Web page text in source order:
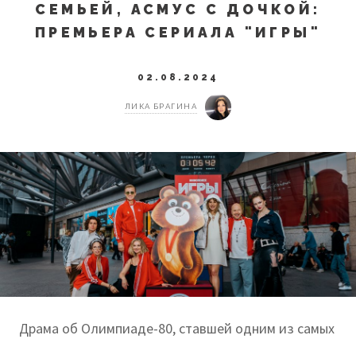
СЕМЬЕЙ, АСМУС С ДОЧКОЙ:
ПРЕМЬЕРА СЕРИАЛА "ИГРЫ"
02.08.2024
ЛИКА БРАГИНА
Драма об Олимпиаде-80, ставшей одним из самых